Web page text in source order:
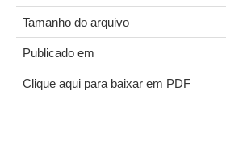
Tamanho do arquivo
Publicado em
Clique aqui para baixar em PDF